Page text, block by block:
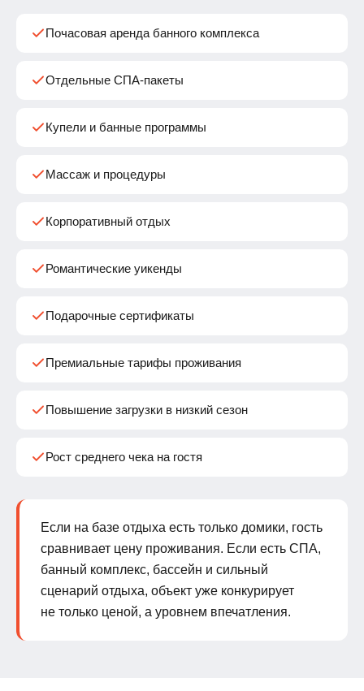
Почасовая аренда банного комплекса
Отдельные СПА-пакеты
Купели и банные программы
Массаж и процедуры
Корпоративный отдых
Романтические уикенды
Подарочные сертификаты
Премиальные тарифы проживания
Повышение загрузки в низкий сезон
Рост среднего чека на гостя
Если на базе отдыха есть только домики, гость
сравнивает цену проживания. Если есть СПА,
банный комплекс, бассейн и сильный
сценарий отдыха, объект уже конкурирует
не только ценой, а уровнем впечатления.